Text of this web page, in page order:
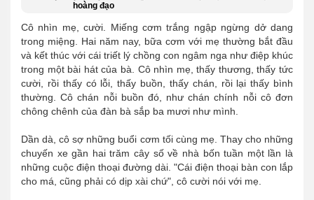
hoàng đạo
Cô nhìn mẹ, cười. Miếng cơm trắng ngập ngừng dở dang
trong miệng. Hai năm nay, bữa cơm với mẹ thường bắt đầu
và kết thúc với cái triết lý chồng con ngâm nga như điệp khúc
trong một bài hát của bà. Cô nhìn mẹ, thấy thương, thấy tức
cười, rồi thấy có lỗi, thấy buồn, thấy chán, rồi lại thấy bình
thường. Cô chán nỗi buồn đó, như chán chính nỗi cô đơn
chông chênh của đàn bà sắp ba mươi như mình.
Dần dà, cô sợ những buổi cơm tối cùng mẹ. Thay cho những
chuyến xe gần hai trăm cây số về nhà bốn tuần một lần là
những cuộc điện thoại đường dài. "Cái điện thoại bàn con lắp
cho má, cũng phải có dịp xài chứ", cô cười nói với mẹ.